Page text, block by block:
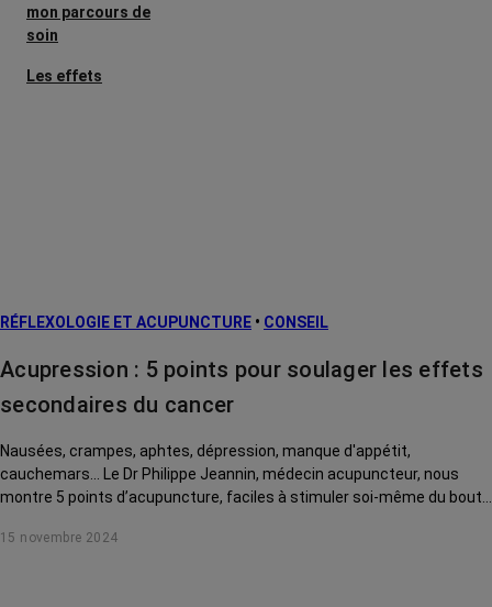
mon parcours de
soin
Les effets
Traitements
La vie autour
RÉFLEXOLOGIE ET ACUPUNCTURE • CONSEIL
Acupression : 5 points pour soulager les effets
secondaires du cancer
Nausées, crampes, aphtes, dépression, manque d'appétit,
cauchemars... Le Dr Philippe Jeannin, médecin acupuncteur, nous
montre 5 points d’acupuncture, faciles à stimuler soi-même du bout
traitements.
15 novembre 2024